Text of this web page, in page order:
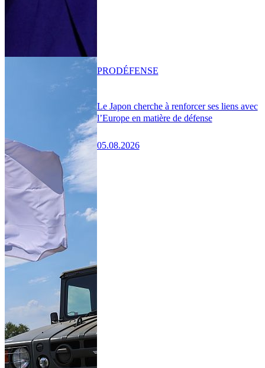
Le Japon cherche à renforcer ses liens avec
l’Europe en matière de défense
05.08.2026
PRODÉFENSE